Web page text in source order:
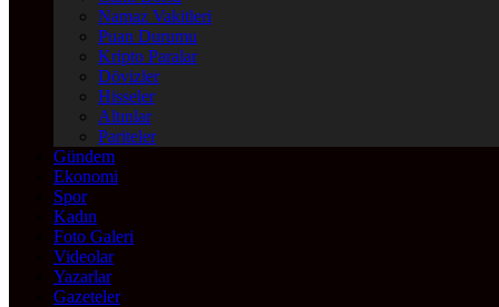
Namaz Vakitleri
Puan Durumu
Kripto Paralar
Dövizler
Hisseler
Altınlar
Pariteler
Gündem
Ekonomi
Spor
Kadın
Foto Galeri
Videolar
Yazarlar
Gazeteler